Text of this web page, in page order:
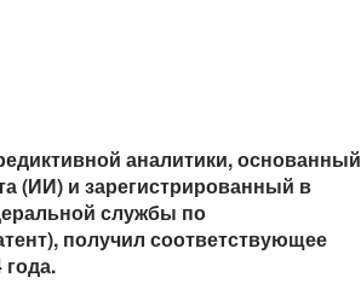
аналитики, основанный
(ИИ) и зарегистрированный в
службы по
получил соответствующее
года.